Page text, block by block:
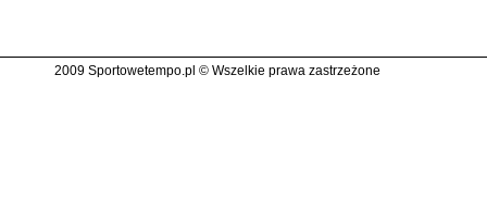
2009 Sportowetempo.pl © Wszelkie prawa zastrzeżone